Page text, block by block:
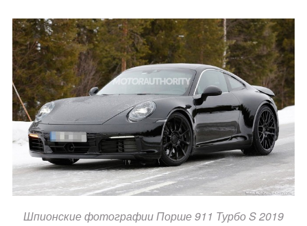
Шпионские фотографии Порше 911 Турбо S 2019